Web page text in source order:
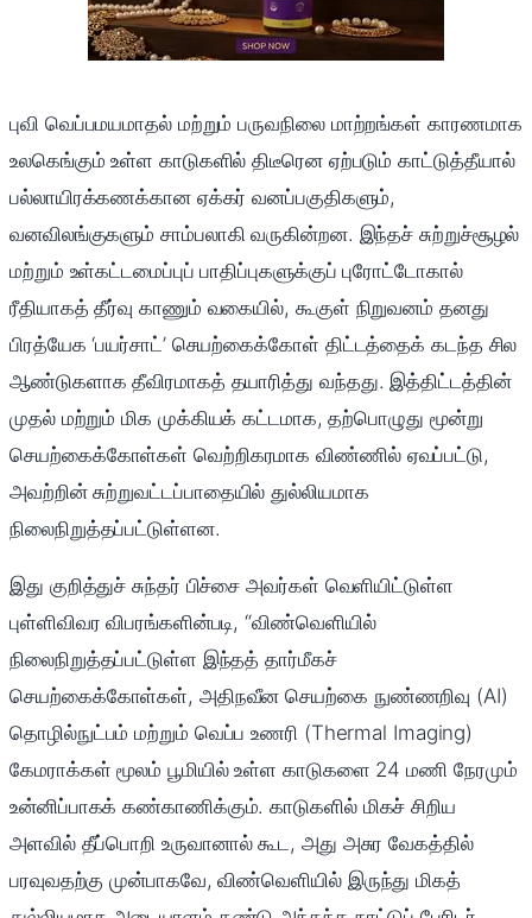
புவி வெப்பமயமாதல் மற்றும் பருவநிலை மாற்றங்கள் காரணமாக
உலகெங்கும் உள்ள காடுகளில் திடீரென ஏற்படும் காட்டுத்தீயால்
பல்லாயிரக்கணக்கான ஏக்கர் வனப்பகுதிகளும்,
வனவிலங்குகளும் சாம்பலாகி வருகின்றன. இந்தச் சுற்றுச்சூழல்
மற்றும் உள்கட்டமைப்புப் பாதிப்புகளுக்குப் புரோட்டோகால்
ரீதியாகத் தீர்வு காணும் வகையில், கூகுள் நிறுவனம் தனது
பிரத்யேக ‘பயர்சாட்’ செயற்கைக்கோள் திட்டத்தைக் கடந்த சில
ஆண்டுகளாக தீவிரமாகத் தயாரித்து வந்தது. இத்திட்டத்தின்
முதல் மற்றும் மிக முக்கியக் கட்டமாக, தற்பொழுது மூன்று
செயற்கைக்கோள்கள் வெற்றிகரமாக விண்ணில் ஏவப்பட்டு,
அவற்றின் சுற்றுவட்டப்பாதையில் துல்லியமாக
நிலைநிறுத்தப்பட்டுள்ளன.
இது குறித்துச் சுந்தர் பிச்சை அவர்கள் வெளியிட்டுள்ள
புள்ளிவிவர விபரங்களின்படி, “விண்வெளியில்
நிலைநிறுத்தப்பட்டுள்ள இந்தத் தார்மீகச்
செயற்கைக்கோள்கள், அதிநவீன செயற்கை நுண்ணறிவு (AI)
தொழில்நுட்பம் மற்றும் வெப்ப உணரி (Thermal Imaging)
கேமராக்கள் மூலம் பூமியில் உள்ள காடுகளை 24 மணி நேரமும்
உன்னிப்பாகக் கண்காணிக்கும். காடுகளில் மிகச் சிறிய
அளவில் தீப்பொறி உருவானால் கூட, அது அசுர வேகத்தில்
பரவுவதற்கு முன்பாகவே, விண்வெளியில் இருந்து மிகத்